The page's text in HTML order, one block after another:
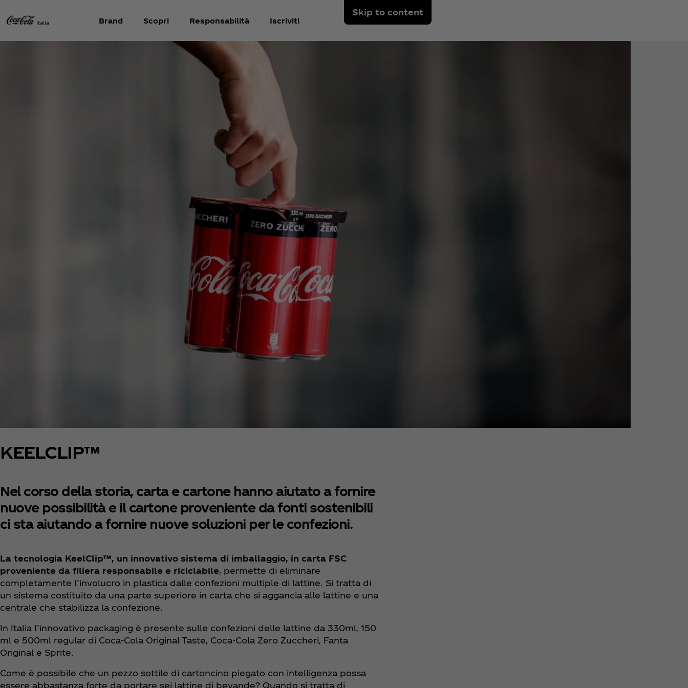
Skip to content
Brand Scopri Responsabilità Iscriviti
KEELCLIP™
Nel corso della storia, carta e cartone hanno aiutato a fornire
nuove possibilità e il cartone proveniente da fonti sostenibili
ci sta aiutando a fornire nuove soluzioni per le confezioni.
La tecnologia KeelClip™, un innovativo sistema di imballaggio, in carta FSC
proveniente da filiera responsabile e riciclabile, permette di eliminare
completamente l’involucro in plastica dalle confezioni multiple di lattine. Si tratta di
un sistema costituito da una parte superiore in carta che si aggancia alle lattine e una
centrale che stabilizza la confezione.
In Italia l’innovativo packaging è presente sulle confezioni delle lattine da 330ml, 150
ml e 500ml regular di Coca‑Cola Original Taste, Coca‑Cola Zero Zuccheri, Fanta
Original e Sprite.
Come è possibile che un pezzo sottile di cartoncino piegato con intelligenza possa
essere abbastanza forte da portare sei lattine di bevande? Quando si tratta di